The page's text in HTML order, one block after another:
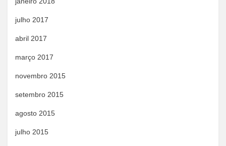
julho 2017
abril 2017
março 2017
novembro 2015
setembro 2015
agosto 2015
julho 2015